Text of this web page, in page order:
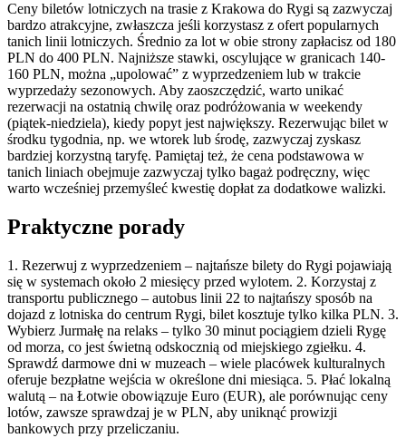
Ceny biletów lotniczych na trasie z Krakowa do Rygi są zazwyczaj
bardzo atrakcyjne, zwłaszcza jeśli korzystasz z ofert popularnych
tanich linii lotniczych. Średnio za lot w obie strony zapłacisz od 180
PLN do 400 PLN. Najniższe stawki, oscylujące w granicach 140-
160 PLN, można „upolować” z wyprzedzeniem lub w trakcie
wyprzedaży sezonowych. Aby zaoszczędzić, warto unikać
rezerwacji na ostatnią chwilę oraz podróżowania w weekendy
(piątek-niedziela), kiedy popyt jest największy. Rezerwując bilet w
środku tygodnia, np. we wtorek lub środę, zazwyczaj zyskasz
bardziej korzystną taryfę. Pamiętaj też, że cena podstawowa w
tanich liniach obejmuje zazwyczaj tylko bagaż podręczny, więc
warto wcześniej przemyśleć kwestię dopłat za dodatkowe walizki.
Praktyczne porady
1. Rezerwuj z wyprzedzeniem – najtańsze bilety do Rygi pojawiają
się w systemach około 2 miesięcy przed wylotem. 2. Korzystaj z
transportu publicznego – autobus linii 22 to najtańszy sposób na
dojazd z lotniska do centrum Rygi, bilet kosztuje tylko kilka PLN. 3.
Wybierz Jurmałę na relaks – tylko 30 minut pociągiem dzieli Rygę
od morza, co jest świetną odskocznią od miejskiego zgiełku. 4.
Sprawdź darmowe dni w muzeach – wiele placówek kulturalnych
oferuje bezpłatne wejścia w określone dni miesiąca. 5. Płać lokalną
walutą – na Łotwie obowiązuje Euro (EUR), ale porównując ceny
lotów, zawsze sprawdzaj je w PLN, aby uniknąć prowizji
bankowych przy przeliczaniu.